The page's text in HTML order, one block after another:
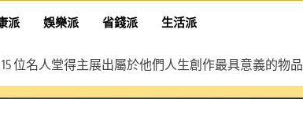
派 娛樂派 省錢派 生活派
位名人堂得主展出屬於他們人生創作最具意義的物品